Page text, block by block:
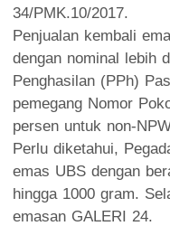
34/PMK.10/2017.
Penjualan kembali
dengan nominal lebih
Penghasilan (PPh)
pemegang Nomor
persen untuk non-
Perlu diketahui,
emas UBS dengan
hingga 1000 gram.
emasan GALERI 24.